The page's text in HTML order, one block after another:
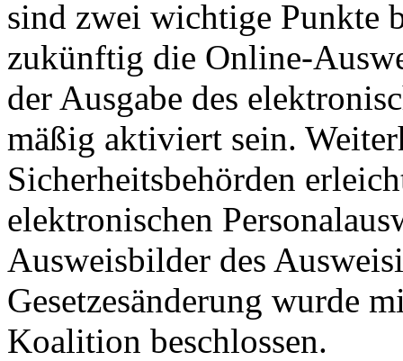
sind zwei wichtige Punkte
zukünftig die Online-
der Ausgabe des
mäßig aktiviert sein.
Sicherheitsbehörden
elektronischen
Ausweisbilder des
Gesetzesänderung wurde
Koalition beschlossen.